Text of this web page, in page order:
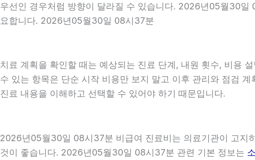
우선인 경우처럼 방향이 달라질 수 있습니다. 2026년05월30
요합니다. 2026년05월30일 08시37분
치료 계획을 확인할 때는 예상되는 진료 단계, 내원 횟수, 비용
수 있는 항목은 단순 시작 비용만 보지 말고 이후 관리와 점검
진료 내용을 이해하고 선택할 수 있어야 하기 때문입니다.
2026년05월30일 08시37분 비급여 진료비는 의료기관이 고지
것이 좋습니다. 2026년05월30일 08시37분 관련 기본 정보는